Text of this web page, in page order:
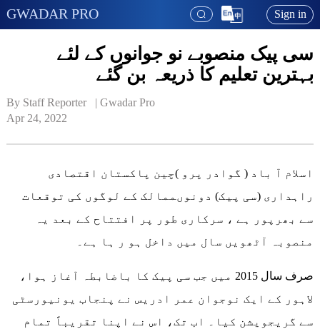
GWADAR PRO Sign in
سی پیک منصوبے نو جوانوں کے لئے
بہترین تعلیم کا ذریعہ بن گئے
By Staff Reporter   | Gwadar Pro
Apr 24, 2022
راہداری (سی پیک) دونوںممالک کے لوگوں کی توقعات
سے بھرپور ہے ، سرکاری طور پر افتتاح کے بعد یہ
منصوبہ آٹھویں سال میں داخل ہو ر ہا ہے۔
صرف سال 2015 میں جب سی پیک کا باضابطہ آغاز ہوا،
لاہور کے ایک نوجوان عمر ادریس نے پنجاب یونیورسٹی
سے گریجویشن کیا۔ اب تک، اس نے اپنا تقریباً تمام